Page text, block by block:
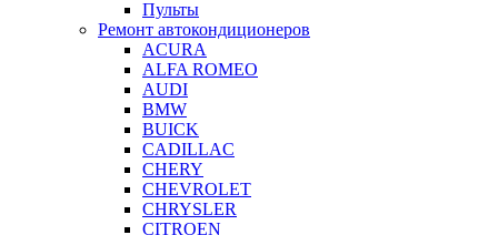
Пульты
Ремонт автокондиционеров
ACURA
ALFA ROMEO
AUDI
BMW
BUICK
CADILLAC
CHERY
CHEVROLET
CHRYSLER
CITROEN